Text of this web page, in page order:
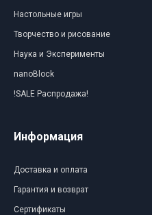
Настольные игры
Творчество и рисование
Наука и Эксперименты
nanoBlock
!SALE Распродажа!
Информация
Доставка и оплата
Гарантия и возврат
Сертификаты